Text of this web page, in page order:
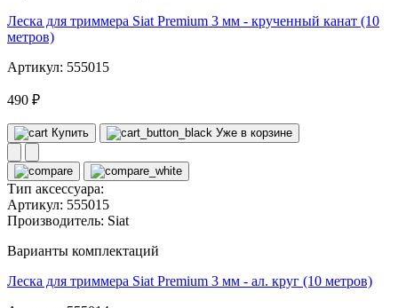
Леска для триммера Siat Premium 3 мм - крученный канат (10
метров)
Артикул: 555015
490 ₽
Купить Уже в корзине
Тип аксессуара:
Артикул: 555015
Производитель: Siat
Варианты комплектаций
Леска для триммера Siat Premium 3 мм - ал. круг (10 метров)